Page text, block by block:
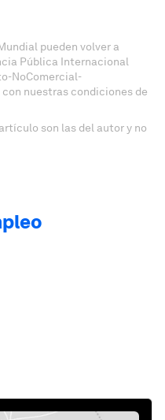
pueden volver a
Pública Internacional
NoComercial-
nuestras condiciones de
son las del autor y no